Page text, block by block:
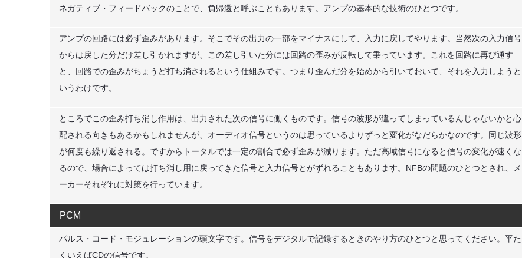
ネガティブ・フィードバックのことで、負帰還と呼ぶこともあります。アンプの基本的な技術のひとつです。
アンプの回路には必ず歪みがあります。そこでその出力の一部をマイナスにして、入力に戻してやります。当然次の入力信号
からは戻した分だけ差し引かれますが、この差し引いた分には回路の歪みが反転して乗っています。これを回路に再び通す
と、回路での歪みがちょうど打ち消されるという仕組みです。つまり歪んだ分を始めから引いておいて、それを入力しようと
いうわけです。
ところでこの歪み打ち消し作用は、出力された次の信号に働くものです。信号の波形が違ってしまっているんじゃないかと心
配される向きもあるかもしれませんが、オーディオ信号というのは思っているよりずっと変化がなだらかなのです。同じ波形
が何度も繰り返される。ですからトータルでは一定の割合で必ず歪みが減ります。ただ高域信号になると信号の変化が速くな
るので、場合によっては打ち消し用に戻ってきた信号と入力信号とがずれることもあります。NFBの問題のひとつとされ、メ
ーカーそれぞれに対策を行っています。
PCM
パルス・コード・モジュレーションの頭文字です。信号をデジタルで記録するときのやり方のひとつと思ってください。平た
くいえばCDの信号です。